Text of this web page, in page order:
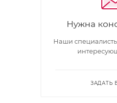
Нужна
Наши
ЗАДАТЬ